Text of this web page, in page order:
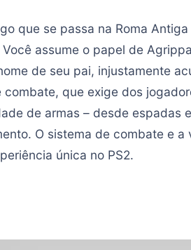
que se passa na Roma
assume o papel de
de seu pai, injustamente
combate, que exige dos
de armas – desde espadas
O sistema de combate e
única no PS2.